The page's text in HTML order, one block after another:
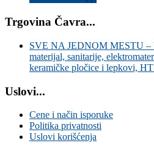
Trgovina Čavra...
SVE NA JEDNOM MESTU –
materijal, sanitarije,
keramičke pločice i lepkovi,
Uslovi...
Cene i način isporuke
Politika privatnosti
Uslovi korišćenja